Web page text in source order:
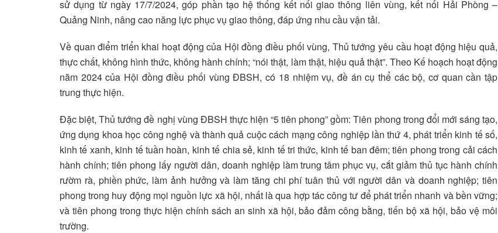
sử dụng từ ngày 17/7/2024, góp phần tạo hệ thống kết nối giao thông liên vùng, kết nối Hải Phòng –
Quảng Ninh, nâng cao năng lực phục vụ giao thông, đáp ứng nhu cầu vận tải.
Về quan điểm triển khai hoạt động của Hội đồng điều phối vùng, Thủ tướng yêu cầu hoạt động hiệu quả,
thực chất, không hình thức, không hành chính; “nói thật, làm thật, hiệu quả thật”. Theo Kế hoạch hoạt động
năm 2024 của Hội đồng điều phối vùng ĐBSH, có 18 nhiệm vụ, đề án cụ thể các bộ, cơ quan cần tập
trung thực hiện.
Đặc biệt, Thủ tướng đề nghị vùng ĐBSH thực hiện “5 tiên phong” gồm: Tiên phong trong đổi mới sáng tạo,
ứng dụng khoa học công nghệ và thành quả cuộc cách mạng công nghiệp lần thứ 4, phát triển kinh tế số,
kinh tế xanh, kinh tế tuần hoàn, kinh tế chia sẻ, kinh tế tri thức, kinh tế ban đêm; tiên phong trong cải cách
hành chính; tiên phong lấy người dân, doanh nghiệp làm trung tâm phục vụ, cắt giảm thủ tục hành chính
rườm rà, phiền phức, làm ảnh hưởng và làm tăng chi phí tuân thủ với người dân và doanh nghiệp; tiên
phong trong huy động mọi nguồn lực xã hội, nhất là qua hợp tác công tư để phát triển nhanh và bền vững;
và tiên phong trong thực hiện chính sách an sinh xã hội, bảo đảm công bằng, tiến bộ xã hội, bảo vệ môi
trường.